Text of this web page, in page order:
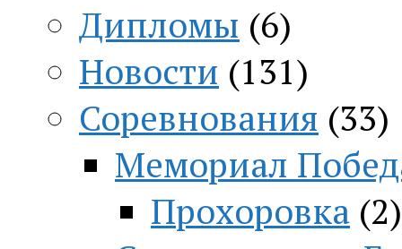
Дипломы (6)
Новости (131)
Соревнования (33)
Мемориал
Прохоровка (2)